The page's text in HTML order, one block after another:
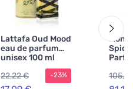
Lattafa Oud Mood
eau de parfum
unisex 100 ml
22,22 €
-23%